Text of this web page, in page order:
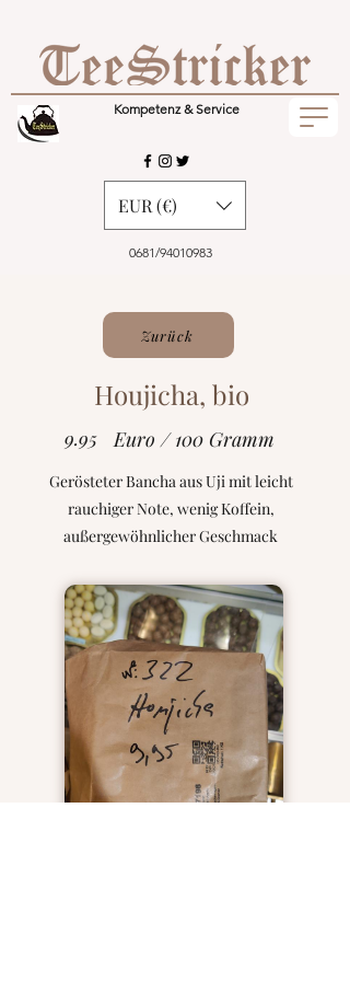
Kompetenz & Service
0681/94010983
EUR (€)
Zurück
Houjicha, bio
9.95 Euro / 100 Gramm
Gerösteter Bancha aus Uji mit leicht
rauchiger Note, wenig Koffein,
außergewöhnlicher Geschmack